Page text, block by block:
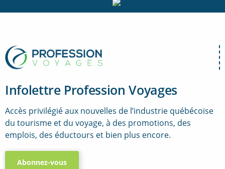
Infolettre Profession Voyages
Accès privilégié aux nouvelles de l’industrie québécoise
du tourisme et du voyage, à des promotions, des
emplois, des éductours et bien plus encore.
Abonnez-vous